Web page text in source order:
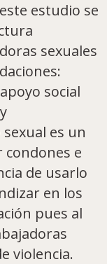
estudio se
sexuales
social
es un
e
de usarlo
en los
pues al
violencia.